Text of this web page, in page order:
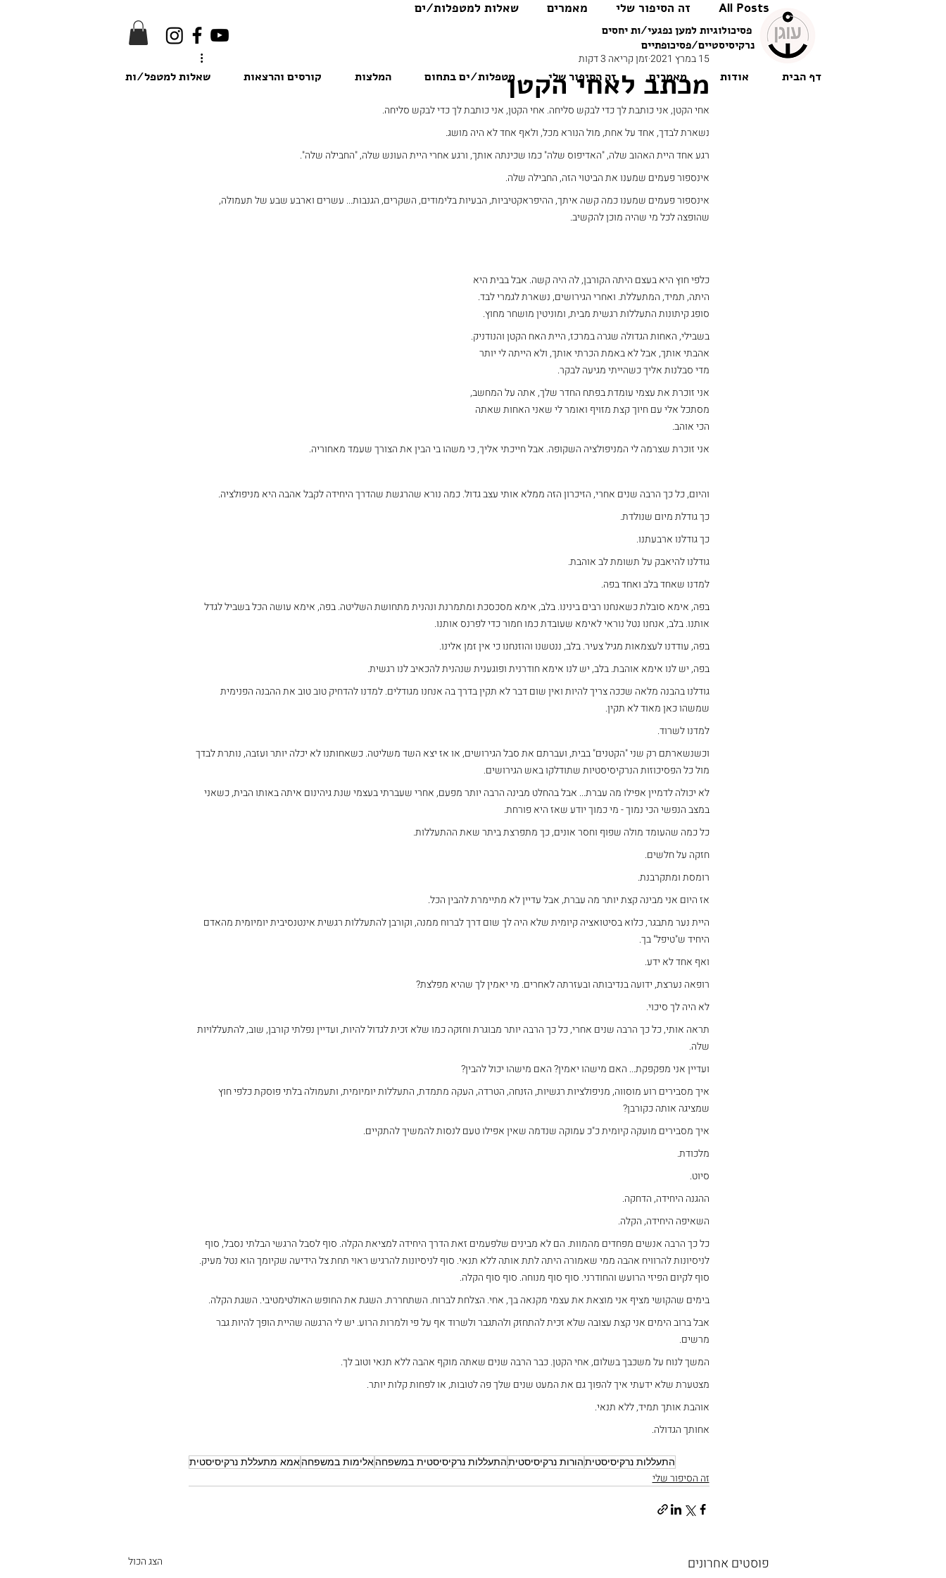
פסיכולוגיות למען נפגעי/ות יחסים
נרקיסיסטיים/פסיכופתיים
דף הבית אודות מאמרים זה הסיפור שלי מטפלות/ים בתחום המלצות קורסים והרצאות שאלות למטפל/ות
All Posts זה הסיפור שלי מאמרים שאלות למטפלות/ים
מכתב לאחי הקטן
15 במרץ 2021 זמן קריאה 3 דקות
אחי הקטן, אני כותבת לך כדי לבקש סליחה. אחי הקטן, אני כותבת לך כדי לבקש סליחה.
נשארת לבדך, אחד על אחת, מול הנורא מכל, ולאף אחד לא היה מושג.
רגע אחד היית האהוב שלה, "האדיפוס שלה" כמו שכינתה אותך, ורגע אחרי היית העונש שלה, "החבילה שלה".
אינספור פעמים שמענו את הביטוי הזה, החבילה שלה.
אינספור פעמים שמענו כמה קשה איתך, ההיפראקטיביות, הבעיות בלימודים, השקרים, הגנבות... עשרים וארבע שבע של תעמולה,
שהופצה לכל מי שהיה מוכן להקשיב.
כלפי חוץ היא בעצם היתה הקורבן, לה היה קשה. אבל בבית היא
היתה, תמיד, המתעללת. ואחרי הגירושים, נשארת לגמרי לבד.
סופג קיתונות התעללות רגשית מבית, ומוניטין מושחר מחוץ.
בשבילי, האחות הגדולה שגרה במרכז, היית האח הקטן והנודניק.
אהבתי אותך, אבל לא באמת הכרתי אותך, ולא הייתה לי יותר
מדי סבלנות אליך כשהייתי מגיעה לבקר.
אני זוכרת את עצמי עומדת בפתח החדר שלך, אתה על המחשב,
מסתכל אלי עם חיוך קצת מזויף ואומר לי שאני האחות שאתה
הכי אוהב.
אני זוכרת שצרמה לי המניפולציה השקופה. אבל חייכתי אליך, כי משהו בי הבין את הצורך שעמד מאחוריה.
והיום, כל כך הרבה שנים אחרי, הזיכרון הזה ממלא אותי עצב גדול. כמה נורא שהרגשת שהדרך היחידה לקבל אהבה היא מניפולציה.
כך גודלת מיום שנולדת.
כך גודלנו ארבעתנו.
גודלנו להיאבק על תשומת לב אוהבת.
למדנו שאחד בלב ואחד בפה.
בפה, אימא סובלת כשאנחנו רבים בינינו. בלב, אימא מסכסכת ומתמרנת ונהנית מתחושת השליטה. בפה, אימא עושה הכל בשביל לגדל
אותנו. בלב, אנחנו נטל נוראי לאימא שעובדת כמו חמור כדי לפרנס אותנו.
בפה, עודדנו לעצמאות מגיל צעיר. בלב, ננטשנו והוזנחנו כי אין זמן אלינו.
בפה, יש לנו אימא אוהבת. בלב, יש לנו אימא חודרנית ופוגענית שנהנית להכאיב לנו רגשית.
גודלנו בהבנה מלאה שככה צריך להיות ואין שום דבר לא תקין בדרך בה אנחנו מגודלים. למדנו להדחיק טוב טוב את ההבנה הפנימית
שמשהו כאן מאוד לא תקין.
למדנו לשרוד.
וכשנשארתם רק שני "הקטנים" בבית, ועברתם את סבל הגירושים, או אז יצא השד משליטה. כשאחותנו לא יכלה יותר ועזבה, נותרת לבדך
מול כל הפסיכוזות הנרקיסיסטיות שתודלקו באש הגירושים.
לא יכולה לדמיין אפילו מה עברת... אבל בהחלט מבינה הרבה יותר מפעם, אחרי שעברתי בעצמי שנת גיהינום איתה באותו הבית, כשאני
במצב הנפשי הכי נמוך - מי כמוך יודע שאז היא פורחת.
כל כמה שהעומד מולה שפוף וחסר אונים, כך מתפרצת ביתר שאת ההתעללות.
חזקה על חלשים.
רומסת ומתקרבנת.
אז היום אני מבינה קצת יותר מה עברת, אבל עדיין לא מתיימרת להבין הכל.
היית נער מתבגר, כלוא בסיטואציה קיומית שלא היה לך שום דרך לברוח ממנה, וקורבן להתעללות רגשית אינטנסיבית יומיומית מהאדם
היחיד ש"טיפל" בך.
ואף אחד לא ידע.
רופאה נערצת, ידועה בנדיבותה ובעזרתה לאחרים. מי יאמין לך שהיא מפלצת?
לא היה לך סיכוי.
תראה אותי, כל כך הרבה שנים אחרי, כל כך הרבה יותר מבוגרת וחזקה כמו שלא זכית לגדול להיות, ועדיין נפלתי קורבן, שוב, להתעללויות
שלה.
ועדיין אני מפקפקת... האם מישהו יאמין? האם מישהו יכול להבין?
איך מסבירים רוע מוסווה, מניפולציות רגשיות, הזנחה, הטרדה, העקה מתמדת, התעללות יומיומית, ותעמולה בלתי פוסקת כלפי חוץ
שמציגה אותה כקורבן?
איך מסבירים מועקה קיומית כ"כ עמוקה שנדמה שאין אפילו טעם לנסות להמשיך להתקיים.
מלכודת.
סיוט.
ההגנה היחידה, הדחקה.
השאיפה היחידה, הקלה.
כל כך הרבה אנשים מפחדים מהמוות. הם לא מבינים שלפעמים זאת הדרך היחידה למציאת הקלה. סוף לסבל הרגשי הבלתי נסבל, סוף
לניסיונות להרוויח אהבה ממי שאמורה היתה לתת אותה ללא תנאי. סוף לניסיונות להרגיש ראוי תחת צל הידיעה שקיומך הוא נטל מעיק.
סוף לקיום הפיזי הרועש והחודרני. סוף סוף מנוחה. סוף סוף הקלה.
בימים שהקושי מציף אני מוצאת את עצמי מקנאה בך, אחי. הצלחת לברוח. השתחררת. השגת את החופש האולטימטיבי. השגת הקלה.
אבל ברוב הימים אני קצת עצובה שלא זכית להתחזק ולהתגבר ולשרוד אף על פי ולמרות הרוע. יש לי הרגשה שהיית הופך להיות גבר
מרשים.
המשך לנוח על משכבך בשלום, אחי הקטן. כבר הרבה שנים שאתה מוקף אהבה ללא תנאי וטוב לך.
מצטערת שלא ידעתי איך להפוך גם את המעט שנים שלך פה לטובות, או לפחות קלות יותר.
אוהבת אותך תמיד, ללא תנאי.
אחותך הגדולה.
התעללות נרקיסיסטיתהורות נרקיסיסטיתהתעללות נרקיסיסטית במשפחהאלימות במשפחהאמא מתעללת נרקיסיסטית
זה הסיפור שלי
פוסטים אחרונים הצג הכול